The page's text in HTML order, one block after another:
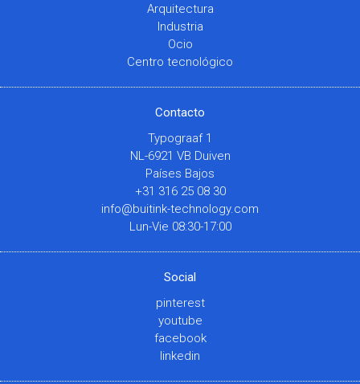
Arquitectura
Industria
Ocio
Centro tecnológico
Contacto
Typograaf 1
NL-6921 VB Duiven
Países Bajos
+31 316 25 08 30
info@buitink-technology.com
Lun-Vie 08:30-17:00
Social
pinterest
youtube
facebook
linkedin